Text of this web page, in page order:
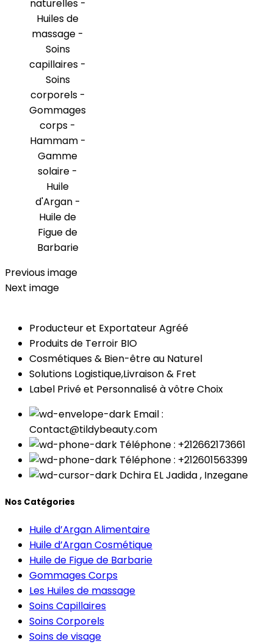
Previous image
Next image
Producteur et Exportateur Agréé
Produits de Terroir BIO
Cosmétiques & Bien-être au Naturel
Solutions Logistique,Livraison & Fret
Label Privé et Personnalisé à vôtre Choix
Email :
Contact@tildybeauty.com
Téléphone : +212662173661
Téléphone : +212601563399
Dchira EL Jadida , Inzegane
Nos Catégories
Huile d’Argan Alimentaire
Huile d’Argan Cosmétique
Huile de Figue de Barbarie
Gommages Corps
Les Huiles de massage
Soins Capillaires
Soins Corporels
Soins de visage